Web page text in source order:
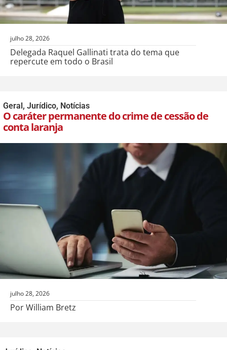
julho 28, 2026
Delegada Raquel Gallinati trata do tema que
repercute em todo o Brasil
Geral, Jurídico, Notícias
O caráter permanente do crime de cessão de
conta laranja
julho 28, 2026
Por William Bretz